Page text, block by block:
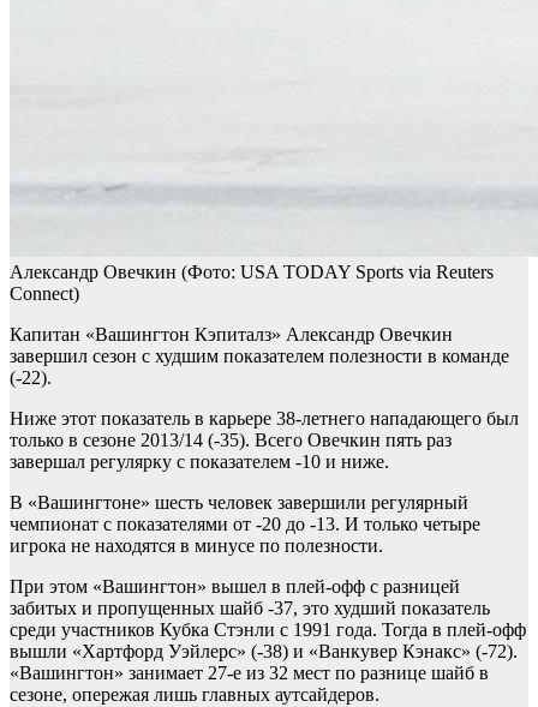
Александр Овечкин (Фото: USA TODAY Sports via Reuters
Connect)
Капитан «Вашингтон Кэпиталз» Александр Овечкин
завершил сезон с худшим показателем полезности в команде
(-22).
Ниже этот показатель в карьере 38-летнего нападающего был
только в сезоне 2013/14 (-35). Всего Овечкин пять раз
завершал регулярку с показателем -10 и ниже.
В «Вашингтоне» шесть человек завершили регулярный
чемпионат с показателями от -20 до -13. И только четыре
игрока не находятся в минусе по полезности.
При этом «Вашингтон» вышел в плей-офф с разницей
забитых и пропущенных шайб -37, это худший показатель
среди участников Кубка Стэнли с 1991 года. Тогда в плей-офф
вышли «Хартфорд Уэйлерс» (-38) и «Ванкувер Кэнакс» (-72).
«Вашингтон» занимает 27-е из 32 мест по разнице шайб в
сезоне, опережая лишь главных аутсайдеров.